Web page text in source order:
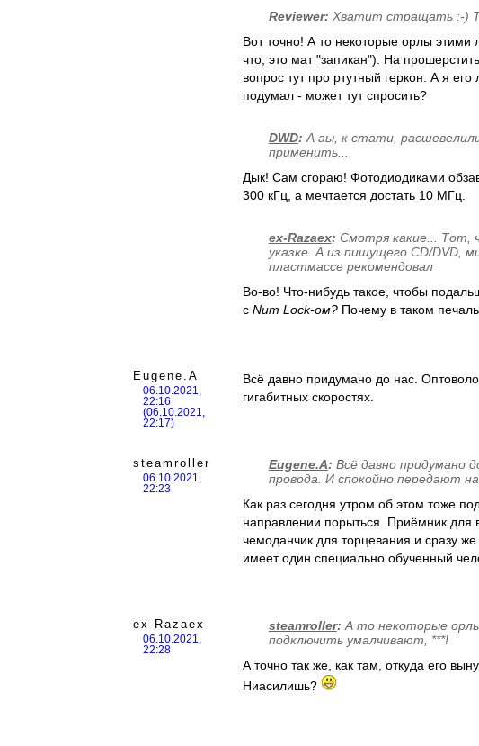
Reviewer: Хватит стращать :-)
Вот точно! А то некоторые орлы этими
что, это мат "запикан"). На
вопрос тут про ртутный геркон. А я
подумал - может тут спросить?
DWD: А аы, к стати,
применить...
Дык! Сам сгораю! Фотодиодиками
300 кГц, а мечтается достать 10 МГц.
ex-Razaex: Смотря какие... Тот,
указке. А из пишущего CD/DVD,
пластмассе рекомендовал
Во-во! Что-нибудь такое, чтобы
с Num Lock-ом? Почему в таком
Eugene.A
06.10.2021,
22:16
(06.10.2021,
22:17)
Всё давно придумано до нас.
гигабитных скоростях.
steamroller
06.10.2021,
22:23
Eugene.A: Всё давно придумано
провода. И спокойно передают
Как раз сегодня утром об этом тоже
направлении порыться. Приёмник для
чемоданчик для торцевания и сразу
имеет один специально обученный
ex-Razaex
06.10.2021,
22:28
steamroller: А то некоторые
подключить умалчивают, ***!
А точно так же, как там, откуда его
Ниасилишь?